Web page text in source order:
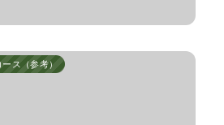
ス（参考）